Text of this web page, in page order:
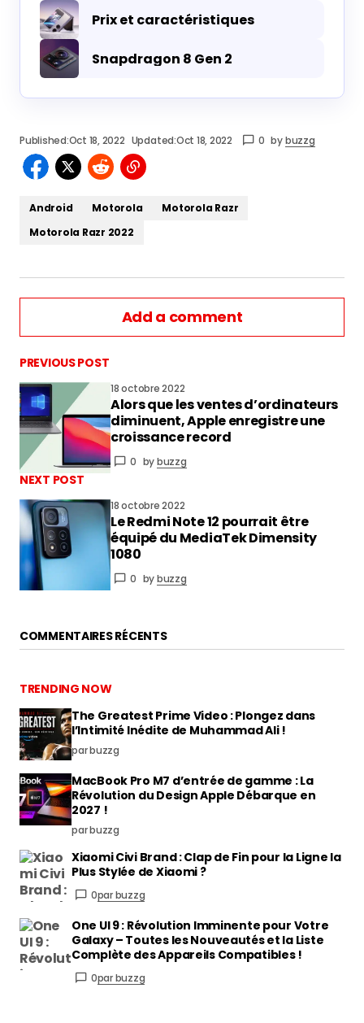
Prix et caractéristiques
Snapdragon 8 Gen 2
Published:Oct 18, 2022 Updated:Oct 18, 2022 0 bybuzzg
Android Motorola
Motorola Razr
Motorola Razr 2022
Add a comment
vous connecter
PREVIOUS POST
18 octobre 2022
Alors que les ventes d’ordinateurs
diminuent, Apple enregistre une
croissance record
0 bybuzzg
NEXT POST
18 octobre 2022
Le Redmi Note 12 pourrait être
équipé du MediaTek Dimensity
1080
0 bybuzzg
COMMENTAIRES RÉCENTS
TRENDING NOW
The Greatest Prime Video : Plongez dans
l’Intimité Inédite de Muhammad Ali !
par buzzg
MacBook Pro M7 d’entrée de gamme : La
Révolution du Design Apple Débarque en
2027 !
par buzzg
Xiaomi Civi Brand : Clap de Fin pour la Ligne la
Plus Stylée de Xiaomi ?
0par buzzg
One UI 9 : Révolution Imminente pour Votre
Galaxy – Toutes les Nouveautés et la Liste
Complète des Appareils Compatibles !
0par buzzg